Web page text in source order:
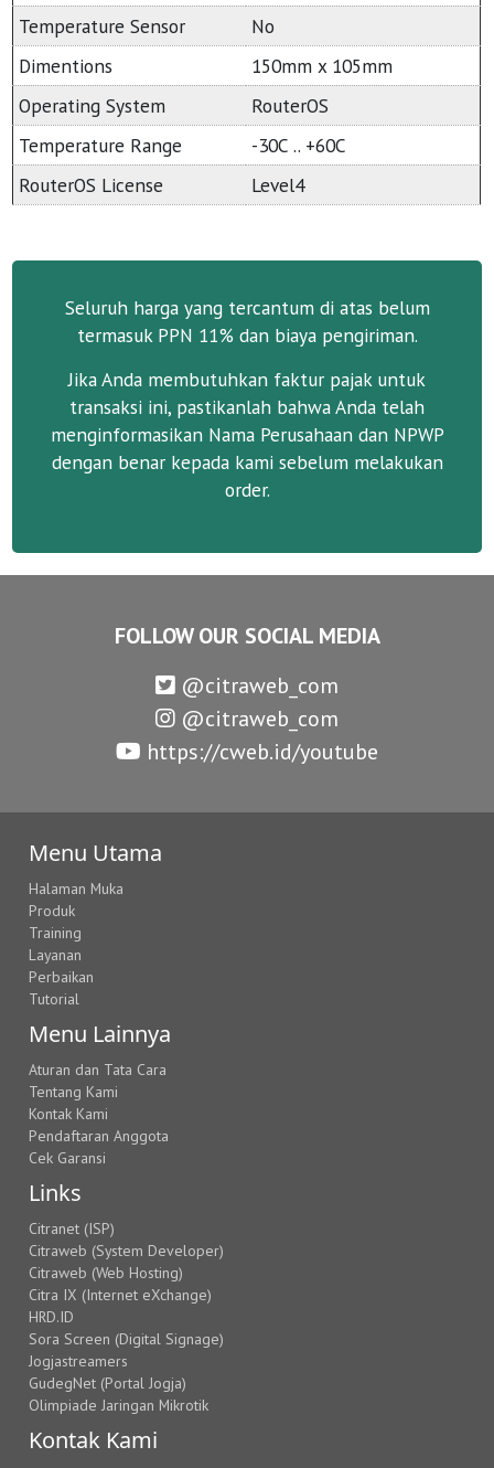
Temperature Sensor
No
Dimentions
150mm x 105mm
Operating System
RouterOS
Temperature Range
-30C .. +60C
RouterOS License
Level4
Seluruh harga yang tercantum di atas belum
termasuk PPN 11% dan biaya pengiriman.
Jika Anda membutuhkan faktur pajak untuk
transaksi ini, pastikanlah bahwa Anda telah
menginformasikan Nama Perusahaan dan NPWP
dengan benar kepada kami sebelum melakukan
order.
FOLLOW OUR SOCIAL MEDIA
@citraweb_com
@citraweb_com
https://cweb.id/youtube
Menu Utama
Halaman Muka
Produk
Training
Layanan
Perbaikan
Tutorial
Menu Lainnya
Aturan dan Tata Cara
Tentang Kami
Kontak Kami
Pendaftaran Anggota
Cek Garansi
Links
Citranet (ISP)
Citraweb (System Developer)
Citraweb (Web Hosting)
Citra IX (Internet eXchange)
HRD.ID
Sora Screen (Digital Signage)
Jogjastreamers
GudegNet (Portal Jogja)
Olimpiade Jaringan Mikrotik
Kontak Kami